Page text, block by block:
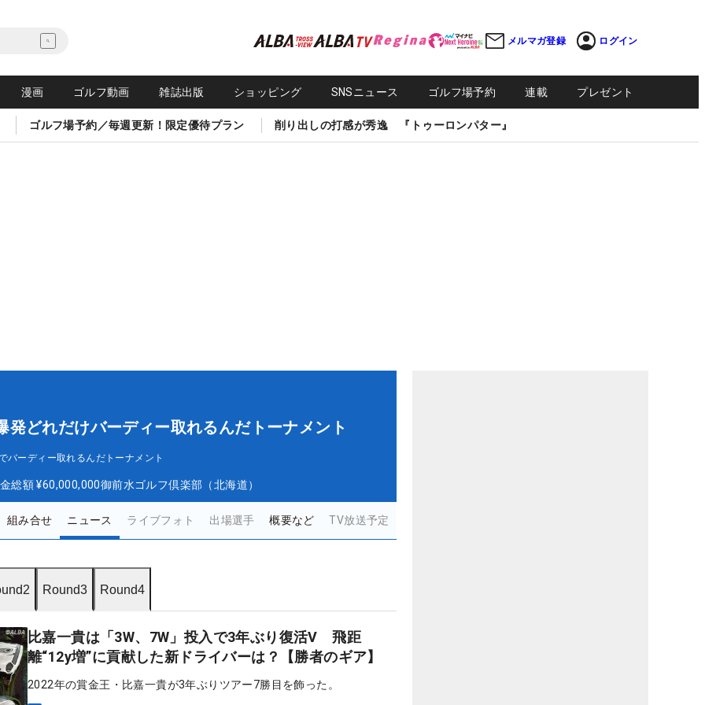
メルマガ登録 ログイン
漫画 ゴルフ動画 雑誌出版 ショッピング SNSニュース ゴルフ場予約 連載 プレゼント
ゴルフ場予約／毎週更新！限定優待プラン 削り出しの打感が秀逸 『トゥーロンパター』
発どれだけバーディー取れるんだトーナメント
バーディー取れるんだトーナメント
総額 ¥60,000,000御前水ゴルフ倶楽部（北海道）
組み合せ ニュース ライブフォト 出場選手 概要など TV放送予定
Round3 Round4
比嘉一貴は「3W、7W」投入で3年ぶり復活V 飛距
離“12y増”に貢献した新ドライバーは？【勝者のギア】
2022年の賞金王・比嘉一貴が3年ぶりツアー7勝目を飾った。